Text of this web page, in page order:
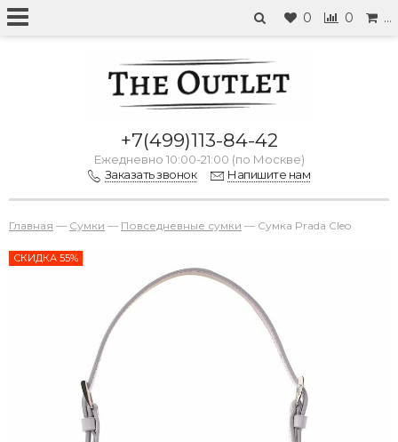
0 0 …
+7(499)113-84-42
Ежедневно 10:00-21:00 (по Москве)
Заказать звонок
Напишите нам
Главная — Сумки — Повседневные сумки — Сумка Prada Cleo
СКИДКА 55%